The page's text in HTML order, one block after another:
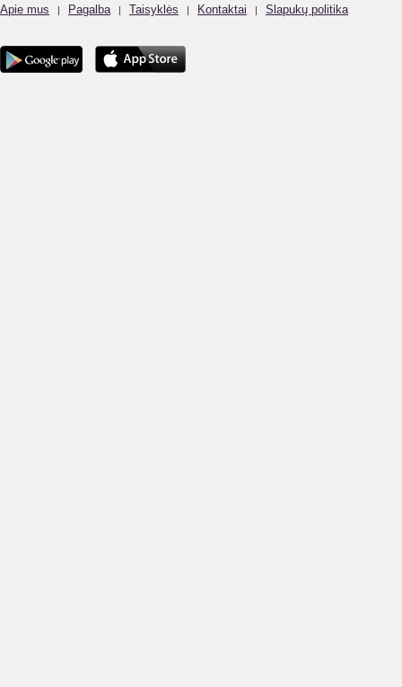
Apie mus | Pagalba | Taisyklės | Kontaktai | Slapukų politika